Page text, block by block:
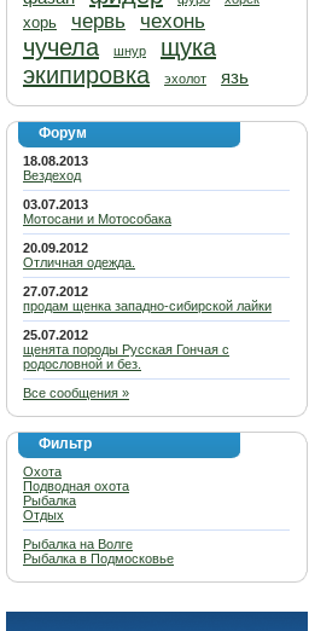
хорь червь чехонь
чучела шнур
щука
экипировка
эхолот язь
Форум
18.08.2013
Вездеход
03.07.2013
Мотосани и Мотособака
20.09.2012
Отличная одежда.
27.07.2012
продам щенка западно-сибирской лайки
25.07.2012
щенята породы Русская Гончая с
родословной и без.
Все сообщения »
Фильтр
Охота
Подводная охота
Рыбалка
Отдых
Рыбалка на Волге
Рыбалка в Подмосковье